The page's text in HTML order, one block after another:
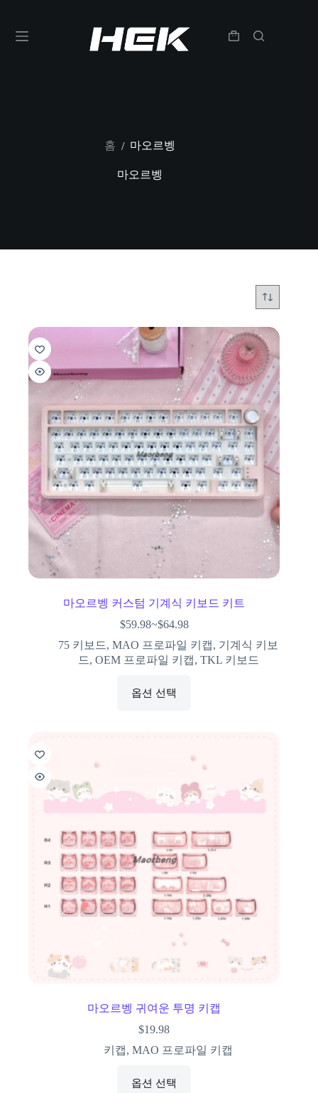
홈 / 마오르벵
마오르벵
마오르벵 커스텀 기계식 키보드 키트
$59.98~$64.98
75 키보드,MAO 프로파일 키캡, 기계식 키보
드, OEM 프로파일 키캡, TKL 키보드
옵션 선택
마오르벵 귀여운 투명 키캡
$19.98
키캡,MAO 프로파일 키캡
옵션 선택